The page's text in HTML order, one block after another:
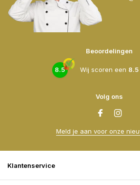
Beoordelingen
8.5 Wij scoren een 8.5
Volg ons
Meld je aan voor onze
Klantenservice